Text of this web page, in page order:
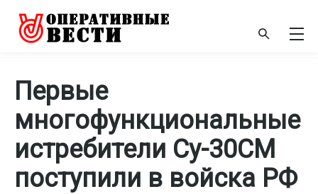
Первые
многофункциональные
истребители Су-30СМ
поступили в войска РФ